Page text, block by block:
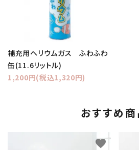
補充用ヘリウムガス ふわふわ
缶(11.6リットル)
1,200円(税込1,320円)
おすすめ商
favorite